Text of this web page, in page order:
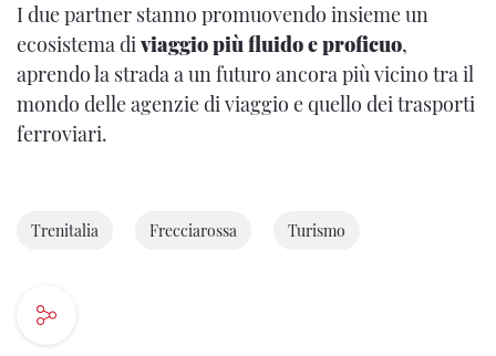
I due partner stanno promuovendo insieme un
ecosistema diviaggio più fluido e proficuo,
aprendo la strada a un futuro ancora più vicino tra il
mondo delle agenzie di viaggio e quello dei trasporti
ferroviari.
Trenitalia Frecciarossa Turismo